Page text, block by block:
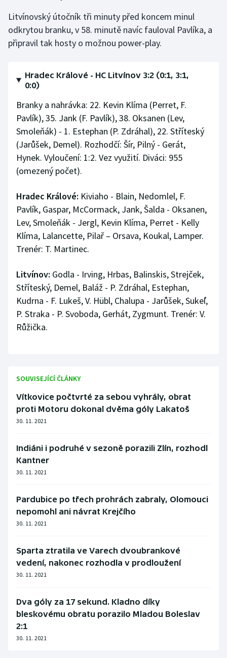
Litvínovský útočník tři minuty před koncem minul
odkrytou branku, v 58. minutě navíc fauloval Pavlíka, a
připravil tak hosty o možnou power-play.
Hradec Králové - HC Litvínov 3:2 (0:1, 3:1,
0:0)
Branky a nahrávka: 22. Kevin Klíma (Perret, F.
Pavlík), 35. Jank (F. Pavlík), 38. Oksanen (Lev,
Smoleňák) - 1. Estephan (P. Zdráhal), 22. Stříteský
(Jarůšek, Demel). Rozhodčí: Šír, Pilný - Gerát,
Hynek. Vyloučení: 1:2. Vez využití. Diváci: 955
(omezený počet).
Hradec Králové: Kiviaho - Blain, Nedomlel, F.
Pavlík, Gaspar, McCormack, Jank, Šalda - Oksanen,
Lev, Smoleňák - Jergl, Kevin Klíma, Perret - Kelly
Klíma, Lalancette, Pilař – Orsava, Koukal, Lamper.
Trenér: T. Martinec.
Litvínov: Godla - Irving, Hrbas, Balinskis, Strejček,
Stříteský, Demel, Baláž - P. Zdráhal, Estephan,
Kudrna - F. Lukeš, V. Hübl, Chalupa - Jarůšek, Sukeľ,
P. Straka - P. Svoboda, Gerhát, Zygmunt. Trenér: V.
Růžička.
SOUVISEJÍCÍ ČLÁNKY
Vítkovice počtvrté za sebou vyhrály, obrat
proti Motoru dokonal dvěma góly Lakatoš
30. 11. 2021
Indiáni i podruhé v sezoně porazili Zlín, rozhodl
Kantner
30. 11. 2021
Pardubice po třech prohrách zabraly, Olomouci
nepomohl ani návrat Krejčího
30. 11. 2021
Sparta ztratila ve Varech dvoubrankové
vedení, nakonec rozhodla v prodloužení
30. 11. 2021
Dva góly za 17 sekund. Kladno díky
bleskovému obratu porazilo Mladou Boleslav
2:1
30. 11. 2021